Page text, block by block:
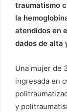
traumatismo
la
atendidos en
dados de alta
Una mujer de
ingresada en
y